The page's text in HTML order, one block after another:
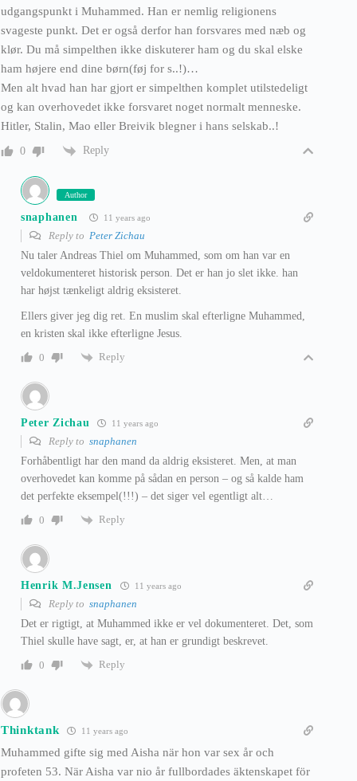
udgangspunkt i Muhammed. Han er nemlig religionens
svageste punkt. Det er også derfor han forsvares med næb og
klør. Du må simpelthen ikke diskuterer ham og du skal elske
ham højere end dine børn(føj for s..!)…
Men alt hvad han har gjort er simpelthen komplet utilstedeligt
og kan overhovedet ikke forsvaret noget normalt menneske.
Hitler, Stalin, Mao eller Breivik blegner i hans selskab..!
0 Reply
Author
snaphanen 11 years ago
Reply to Peter Zichau
Nu taler Andreas Thiel om Muhammed, som om han var en
veldokumenteret historisk person. Det er han jo slet ikke. han
har højst tænkeligt aldrig eksisteret.
Ellers giver jeg dig ret. En muslim skal efterligne Muhammed,
en kristen skal ikke efterligne Jesus.
0
Reply
Peter Zichau 11 years ago
Reply to snaphanen
Forhåbentligt har den mand da aldrig eksisteret. Men, at man
overhovedet kan komme på sådan en person – og så kalde ham
det perfekte eksempel(!!!) – det siger vel egentligt alt…
0
Reply
Henrik M.Jensen 11 years ago
Reply to snaphanen
Det er rigtigt, at Muhammed ikke er vel dokumenteret. Det, som
Thiel skulle have sagt, er, at han er grundigt beskrevet.
0
Reply
Thinktank 11 years ago
Muhammed gifte sig med Aisha när hon var sex år och
profeten 53. När Aisha var nio år fullbordades äktenskapet för